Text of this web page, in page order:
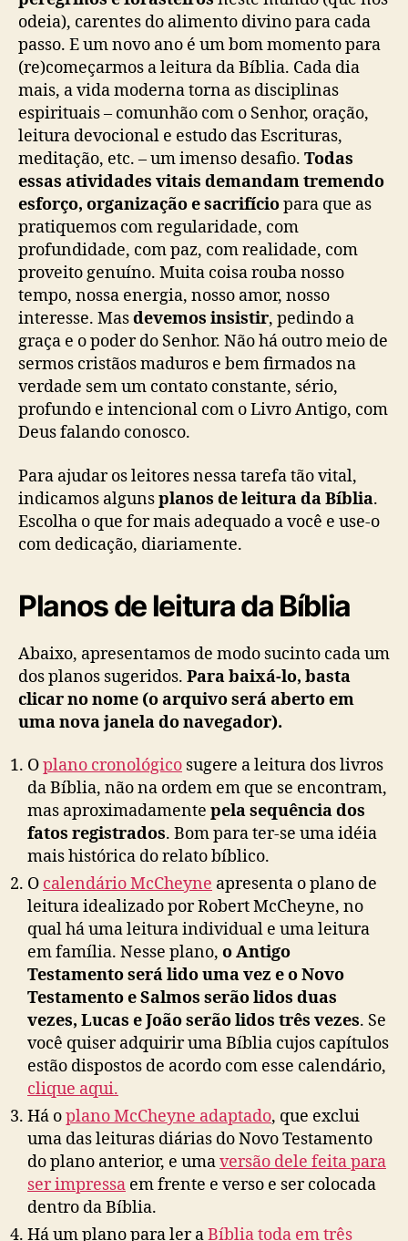
odeia), carentes do alimento divino para cada
passo. E um novo ano é um bom momento para
(re)começarmos a leitura da Bíblia. Cada dia
mais, a vida moderna torna as disciplinas
espirituais – comunhão com o Senhor, oração,
leitura devocional e estudo das Escrituras,
meditação, etc. – um imenso desafio. Todas
essas atividades vitais demandam tremendo
esforço, organização e sacrifíciopara que as
pratiquemos com regularidade, com
profundidade, com paz, com realidade, com
proveito genuíno. Muita coisa rouba nosso
tempo, nossa energia, nosso amor, nosso
interesse. Masdevemos insistir, pedindo a
graça e o poder do Senhor. Não há outro meio de
sermos cristãos maduros e bem firmados na
verdade sem um contato constante, sério,
profundo e intencional com o Livro Antigo, com
Deus falando conosco.
Para ajudar os leitores nessa tarefa tão vital,
indicamos algunsplanos de leitura da Bíblia.
Escolha o que for mais adequado a você e use-o
com dedicação, diariamente.
Planos de leitura da Bíblia
Abaixo, apresentamos de modo sucinto cada um
dos planos sugeridos. Para baixá-lo, basta
clicar no nome (o arquivo será aberto em
uma nova janela do navegador).
Oplano cronológico sugere a leitura dos livros
da Bíblia, não na ordem em que se encontram,
mas aproximadamente pela sequência dos
fatos registrados. Bom para ter-se uma idéia
mais histórica do relato bíblico.
O calendário McCheyne apresenta o plano de
leitura idealizado por Robert McCheyne, no
qual há uma leitura individual e uma leitura
em família. Nesse plano, o Antigo
Testamento será lido uma vez e o Novo
Testamento e Salmos serão lidos duas
vezes, Lucas e João serão lidos três vezes. Se
você quiser adquirir uma Bíblia cujos capítulos
estão dispostos de acordo com esse calendário,
clique aqui.
Há oplano McCheyne adaptado, que exclui
uma das leituras diárias do Novo Testamento
do plano anterior, e umaversão dele feita para
ser impressa em frente e verso e ser colocada
dentro da Bíblia.
Há um plano para ler aBíblia toda em três